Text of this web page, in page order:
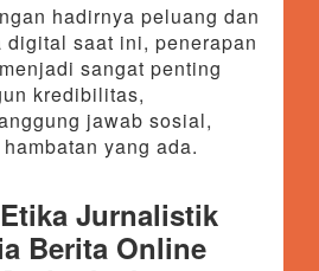
hadirnya peluang dan
digital saat ini, penerapan
sangat penting
kredibilitas,
jawab sosial,
yang ada.
Jurnalistik
Berita Online